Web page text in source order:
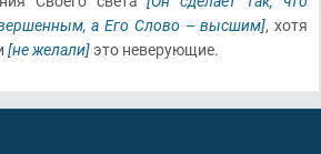
а Его Слово – высшим], хотя
[не желали]это неверующие.